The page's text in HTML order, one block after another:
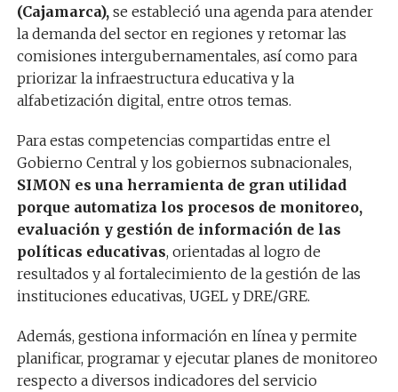
(Cajamarca),se estableció una agenda para atender
la demanda del sector en regiones y retomar las
comisiones intergubernamentales, así como para
priorizar la infraestructura educativa y la
alfabetización digital, entre otros temas.
Para estas competencias compartidas entre el
Gobierno Central y los gobiernos subnacionales,
SIMON es una herramienta de gran utilidad
porque automatiza los procesos de monitoreo,
evaluación y gestión de información de las
políticas educativas, orientadas al logro de
resultados y al fortalecimiento de la gestión de las
instituciones educativas, UGEL y DRE/GRE.
Además, gestiona información en línea y permite
planificar, programar y ejecutar planes de monitoreo
respecto a diversos indicadores del servicio